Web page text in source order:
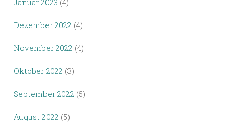
Januar 2023 (4)
Dezember 2022 (4)
November 2022 (4)
Oktober 2022 (3)
September 2022 (5)
August 2022 (5)